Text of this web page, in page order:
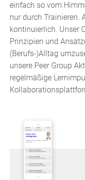
einfach so vom
nur durch Trainieren.
kontinuierlich. Unser
Prinzipien und
(Berufs-)Alltag
unsere Peer Group
regelmäßige